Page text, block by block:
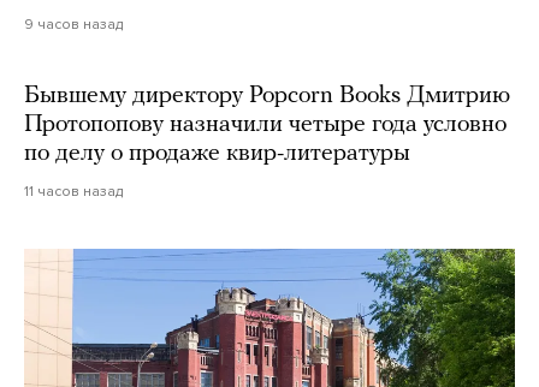
9 часов назад
Бывшему директору Popcorn Books Дмитрию
Протопопову назначили четыре года условно
по делу о продаже квир-литературы
11 часов назад